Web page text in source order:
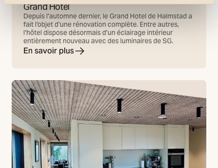
Grand Hôtel
Depuis l'automne dernier, le Grand Hotel de Halmstad a
fait l'objet d'une rénovation complète. Entre autres,
l'hôtel dispose désormais d'un éclairage intérieur
entièrement nouveau avec des luminaires de SG.
En savoir plus